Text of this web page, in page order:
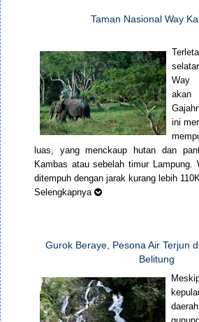
Taman Nasional Way
Way
ini
luas, yang menckaup hutan dan
Kambas atau sebelah timur Lampung.
ditempuh dengan jarak kurang lebih
Selengkapnya
Gurok Beraye, Pesona Air Terjun
Belitung